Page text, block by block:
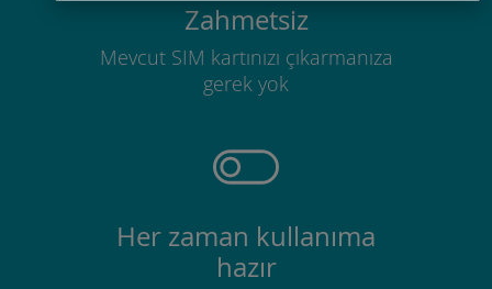
Zahmetsiz
Mevcut SIM kartınızı çıkarmanıza
gerek yok
Her zaman kullanıma
hazır